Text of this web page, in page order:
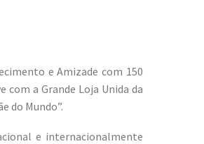
e Amizade com 150
com a Grande Loja Unida da
do Mundo”.
e internacionalmente